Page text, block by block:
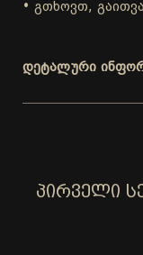
• გთხოვთ,
დეტალური
ᲞᲘᲠᲕᲔᲚᲘ